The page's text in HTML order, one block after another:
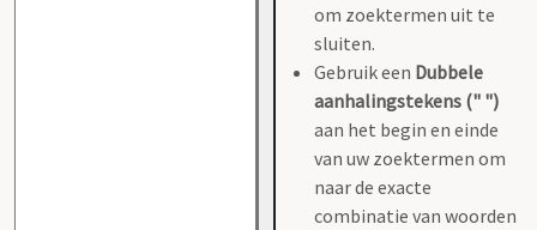
om zoektermen uit te
sluiten.
Gebruik een Dubbele
aanhalingstekens (" ")
aan het begin en einde
van uw zoektermen om
naar de exacte
combinatie van woorden